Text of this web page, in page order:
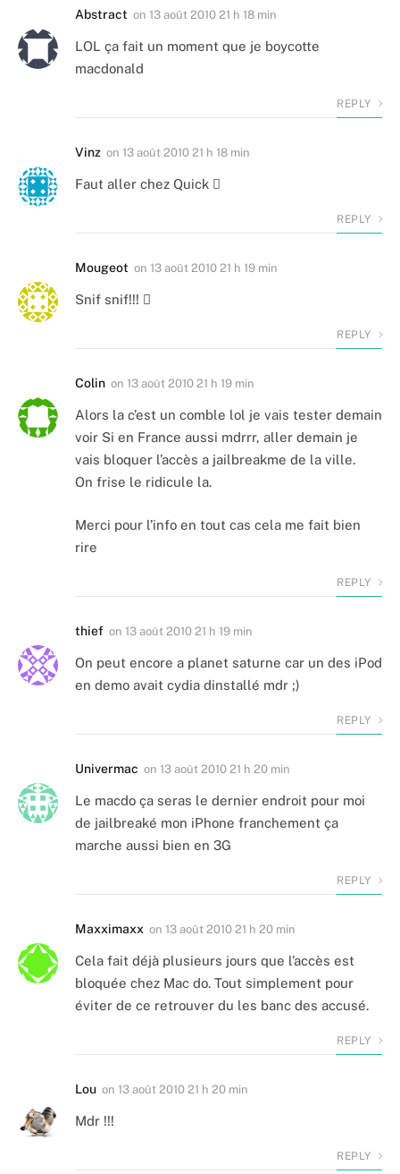
Abstract on 13 août 2010 21 h 18 min
LOL ça fait un moment que je boycotte
macdonald
REPLY
Vinz on 13 août 2010 21 h 18 min
Faut aller chez Quick 
REPLY
Mougeot on 13 août 2010 21 h 19 min
Snif snif!!! 
REPLY
Colin on 13 août 2010 21 h 19 min
Alors la c’est un comble lol je vais tester demain
voir Si en France aussi mdrrr, aller demain je
vais bloquer l’accès a jailbreakme de la ville.
On frise le ridicule la.
Merci pour l’info en tout cas cela me fait bien
rire
REPLY
thief on 13 août 2010 21 h 19 min
On peut encore a planet saturne car un des iPod
en demo avait cydia dinstallé mdr ;)
REPLY
Univermac on 13 août 2010 21 h 20 min
Le macdo ça seras le dernier endroit pour moi
de jailbreaké mon iPhone franchement ça
marche aussi bien en 3G
REPLY
Maxximaxx on 13 août 2010 21 h 20 min
Cela fait déjà plusieurs jours que l’accès est
bloquée chez Mac do. Tout simplement pour
éviter de ce retrouver du les banc des accusé.
REPLY
Lou on 13 août 2010 21 h 20 min
Mdr !!!
REPLY